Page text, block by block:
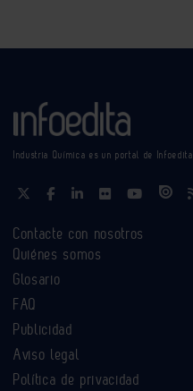
Industria Química es un portal de Infoedita
Contacte con nosotros
Quiénes somos
Glosario
FAQ
Publicidad
Aviso legal
Política de privacidad